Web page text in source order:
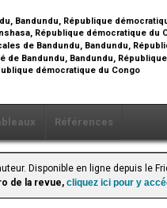
Bandundu, République
République démocratique du
de Bandundu, Bandundu,
Bandundu, Bandundu,
démocratique du Congo
Références
Disponible en ligne depuis le
de la revue, cliquez ici pour y